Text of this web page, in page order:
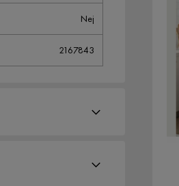
Nej
2167843